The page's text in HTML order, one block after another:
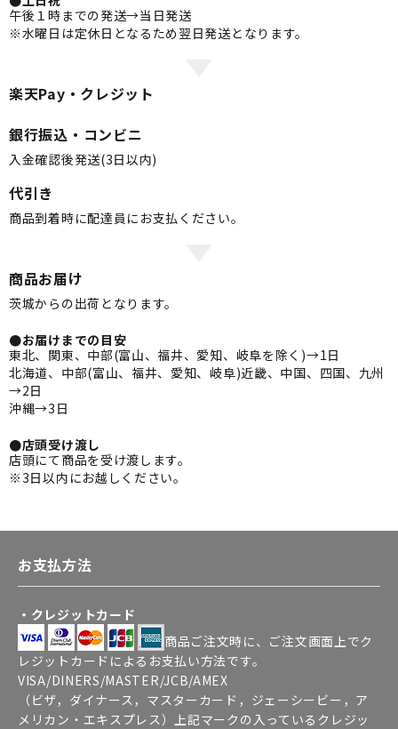
午後１時までの発送→当日発送
※水曜日は定休日となるため翌日発送となります。
楽天Pay・クレジット
銀行振込・コンビニ
入金確認後発送(3日以内)
代引き
商品到着時に配達員にお支払ください。
商品お届け
茨城からの出荷となります。
●お届けまでの目安
東北、関東、中部(富山、福井、愛知、岐阜を除く)→1日
北海道、中部(富山、福井、愛知、岐阜)近畿、中国、四国、九州
→2日
沖縄→3日
●店頭受け渡し
店頭にて商品を受け渡します。
※3日以内にお越しください。
お支払方法
・クレジットカード
商品ご注文時に、ご注文画面上でク
レジットカードによるお支払い方法です。
VISA/DINERS/MASTER/JCB/AMEX
（ビザ，ダイナース，マスターカード，ジェーシービー，ア
メリカン・エキスプレス）上記マークの入っているクレジッ